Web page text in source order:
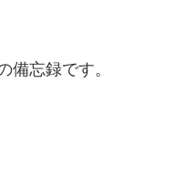
忘録です。